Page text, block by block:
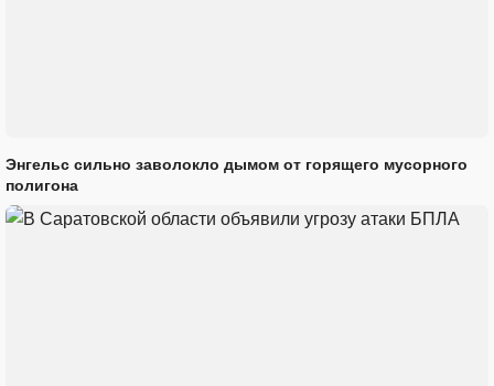
Энгельс сильно заволокло дымом от горящего мусорного
полигона